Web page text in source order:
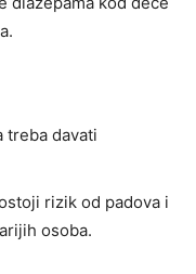
treba davati
rizik od padova i
osoba.